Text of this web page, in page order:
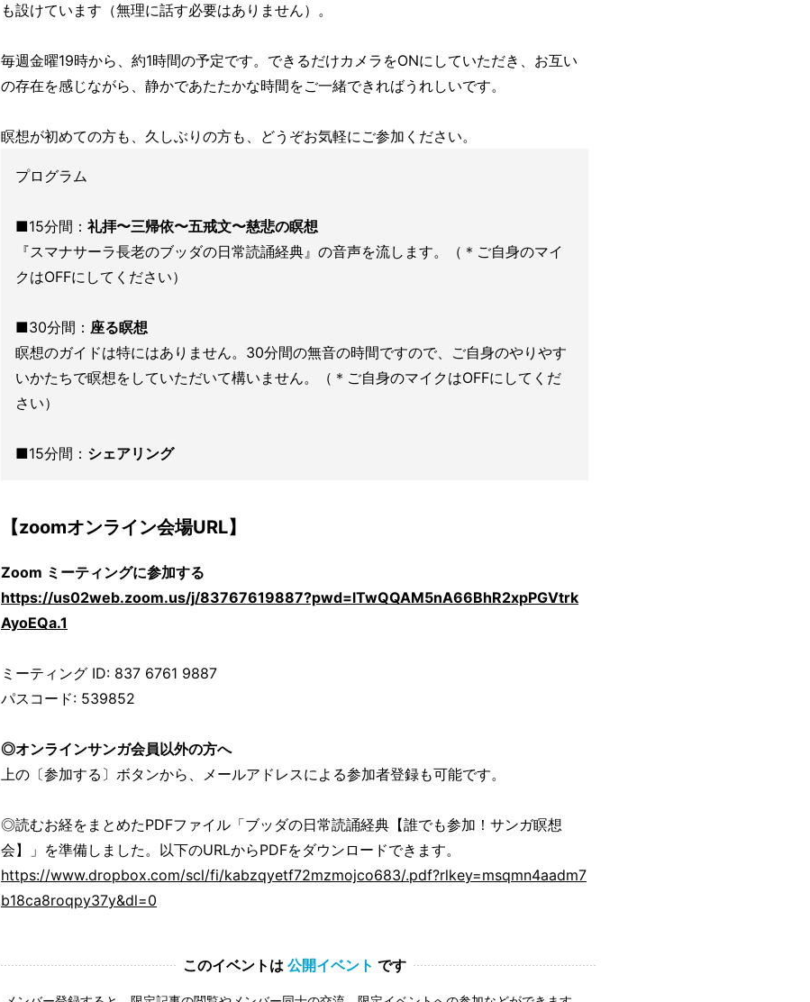
も設けています（無理に話す必要はありません）。
毎週金曜19時から、約1時間の予定です。できるだけカメラをONにしていただき、お互い
の存在を感じながら、静かであたたかな時間をご一緒できればうれしいです。
瞑想が初めての方も、久しぶりの方も、どうぞお気軽にご参加ください。
プログラム
■15分間： 礼拝〜三帰依〜五戒文〜慈悲の瞑想
『スマナサーラ長老のブッダの日常読誦経典』の音声を流します。（＊ご自身のマイ
クはOFFにしてください）
■30分間： 座る瞑想
瞑想のガイドは特にはありません。30分間の無音の時間ですので、ご自身のやりやす
いかたちで瞑想をしていただいて構いません。（＊ご自身のマイクはOFFにしてくだ
さい）
■15分間： シェアリング
【zoomオンライン会場URL】
Zoom ミーティングに参加する
https://us02web.zoom.us/j/83767619887?pwd=lTwQQAM5nA66BhR2xpPGVtrk
AyoEQa.1
ミーティング ID: 837 6761 9887
パスコード: 539852
◎オンラインサンガ会員以外の方へ
上の〔参加する〕ボタンから、メールアドレスによる参加者登録も可能です。
◎読むお経をまとめたPDFファイル「ブッダの日常読誦経典【誰でも参加！サンガ瞑想
会】」を準備しました。以下のURLからPDFをダウンロードできます。
https://www.dropbox.com/scl/fi/kabzqyetf72mzmojco683/.pdf?rlkey=msqmn4aadm7
b18ca8roqpy37y&dl=0
このイベントは 公開イベント です